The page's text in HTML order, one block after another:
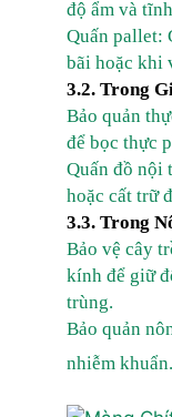
độ ẩm và
Quấn pallet:
bãi hoặc khi
3.2. Trong
Bảo quản
để bọc thực
Quấn đồ nội
hoặc cất trữ
3.3. Trong
Bảo vệ cây
kính để giữ
trùng.
Bảo quản
nhiễm khuẩn.